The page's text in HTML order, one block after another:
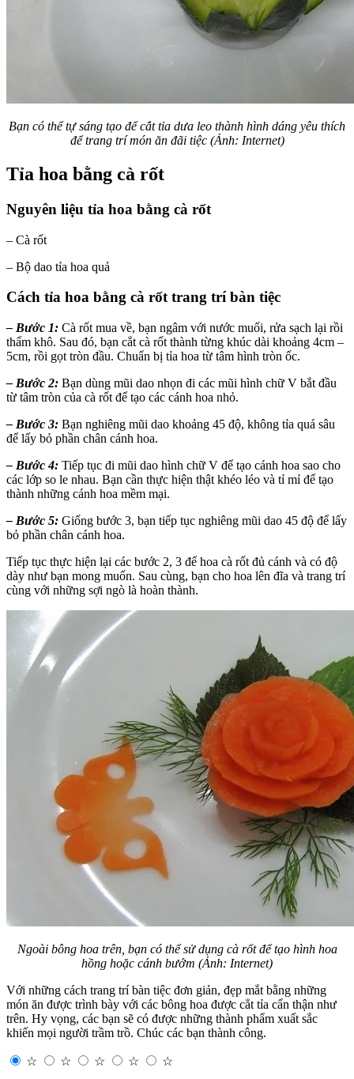
Bạn có thể tự sáng tạo để cắt tỉa dưa leo thành hình dáng yêu thích
để trang trí món ăn đãi tiệc (Ảnh: Internet)
Tỉa hoa bằng cà rốt
Nguyên liệu tỉa hoa bằng cà rốt
– Cà rốt
– Bộ dao tỉa hoa quả
Cách tỉa hoa bằng cà rốt trang trí bàn tiệc
– Bước 1: Cà rốt mua về, bạn ngâm với nước muối, rửa sạch lại rồi
thấm khô. Sau đó, bạn cắt cà rốt thành từng khúc dài khoảng 4cm –
5cm, rồi gọt tròn đầu. Chuẩn bị tỉa hoa từ tâm hình tròn ốc.
– Bước 2: Bạn dùng mũi dao nhọn đi các mũi hình chữ V bắt đầu
từ tâm tròn của cà rốt để tạo các cánh hoa nhỏ.
– Bước 3: Bạn nghiêng mũi dao khoảng 45 độ, không tỉa quá sâu
để lấy bỏ phần chân cánh hoa.
– Bước 4: Tiếp tục đi mũi dao hình chữ V để tạo cánh hoa sao cho
các lớp so le nhau. Bạn cần thực hiện thật khéo léo và tỉ mỉ để tạo
thành những cánh hoa mềm mại.
– Bước 5: Giống bước 3, bạn tiếp tục nghiêng mũi dao 45 độ để lấy
bỏ phần chân cánh hoa.
Tiếp tục thực hiện lại các bước 2, 3 để hoa cà rốt đủ cánh và có độ
dày như bạn mong muốn. Sau cùng, bạn cho hoa lên đĩa và trang trí
cùng với những sợi ngò là hoàn thành.
Ngoài bông hoa trên, bạn có thể sử dụng cà rốt để tạo hình hoa
hồng hoặc cánh bướm (Ảnh: Internet)
Với những cách trang trí bàn tiệc đơn giản, đẹp mắt bằng những
món ăn được trình bày với các bông hoa được cẳt tỉa cẩn thận như
trên. Hy vọng, các bạn sẽ có được những thành phẩm xuất sắc
khiến mọi người trầm trồ. Chúc các bạn thành công.
☆ ☆ ☆ ☆ ☆